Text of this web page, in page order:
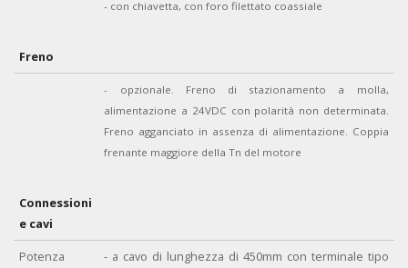
- con chiavetta, con foro filettato coassiale
Freno
- opzionale. Freno di stazionamento a molla,
alimentazione a 24VDC con polarità non determinata.
Freno agganciato in assenza di alimentazione. Coppia
frenante maggiore della Tn del motore
Connessioni
e cavi
Potenza
- a cavo di lunghezza di 450mm con terminale tipo